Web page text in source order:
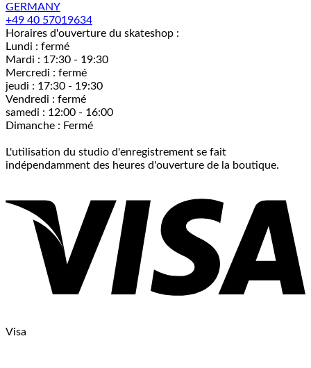
GERMANY
+49 40 57019634
Horaires d'ouverture du skateshop :
Lundi : fermé
Mardi : 17:30 - 19:30
Mercredi : fermé
jeudi : 17:30 - 19:30
Vendredi : fermé
samedi : 12:00 - 16:00
Dimanche : Fermé
L'utilisation du studio d'enregistrement se fait
indépendamment des heures d'ouverture de la boutique.
Visa